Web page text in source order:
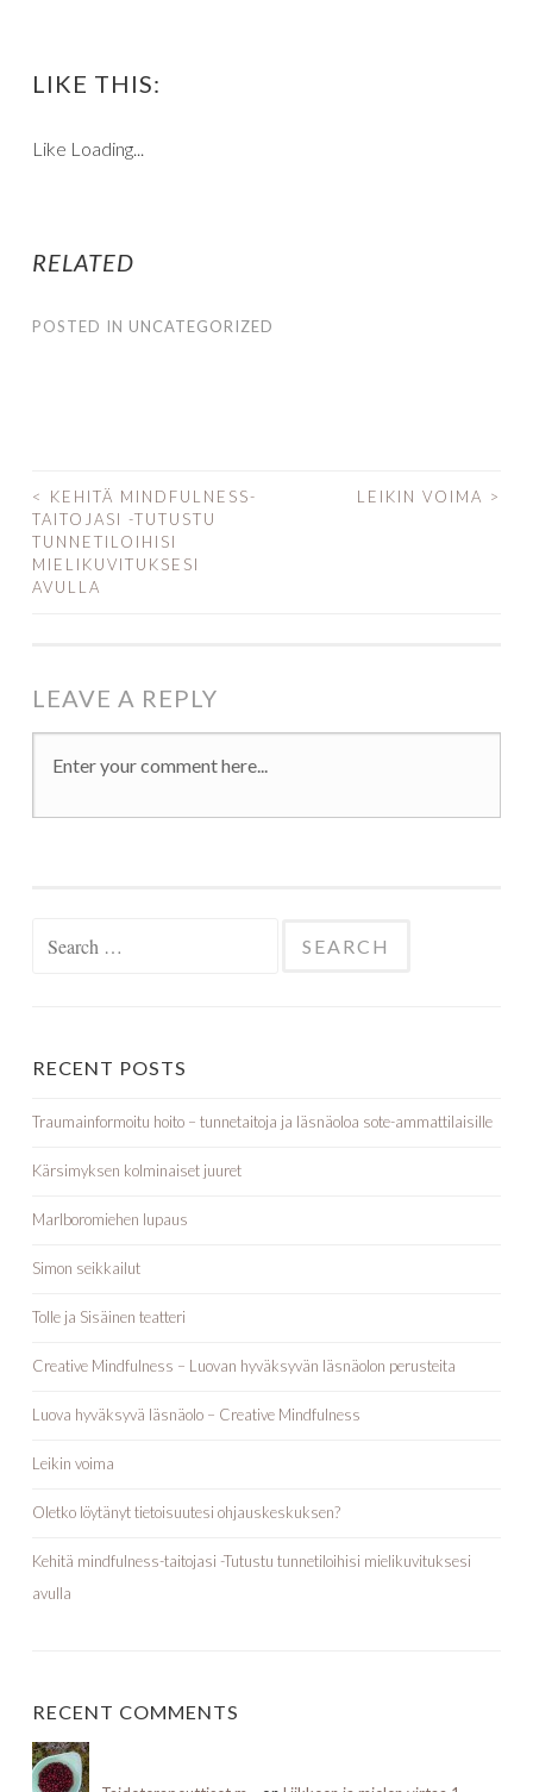
LIKE THIS:
Like Loading...
RELATED
POSTED IN UNCATEGORIZED
POST NAVIGATION
<
KEHITÄ MINDFULNESS-
TAITOJASI -TUTUSTU
TUNNETILOIHISI
MIELIKUVITUKSESI
AVULLA
LEIKIN VOIMA >
LEAVE A REPLY
RECENT POSTS
Traumainformoitu hoito – tunnetaitoja ja läsnäoloa sote-ammattilaisille
Kärsimyksen kolminaiset juuret
Marlboromiehen lupaus
Simon seikkailut
Tolle ja Sisäinen teatteri
Creative Mindfulness – Luovan hyväksyvän läsnäolon perusteita
Luova hyväksyvä läsnäolo – Creative Mindfulness
Leikin voima
Oletko löytänyt tietoisuutesi ohjauskeskuksen?
Kehitä mindfulness-taitojasi -Tutustu tunnetiloihisi mielikuvituksesi
avulla
RECENT COMMENTS